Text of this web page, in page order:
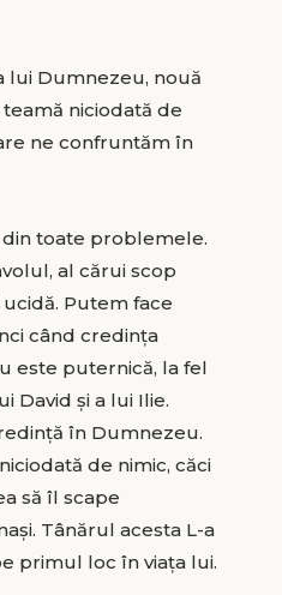
lui Dumnezeu, nouă
niciodată de
ne confruntăm în
toate problemele.
al cărui scop
Putem face
când credința
este puternică, la fel
David și a lui Ilie.
în Dumnezeu.
de nimic, căci
să îl scape
Tânărul acesta L-a
primul loc în viața lui.